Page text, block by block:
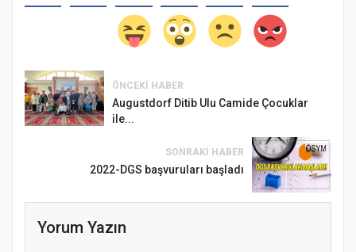
ÖNCEKI HABER
Augustdorf Ditib Ulu Camide Çocuklar
ile...
SONRAKI HABER
2022-DGS başvuruları başladı
Yorum Yazın